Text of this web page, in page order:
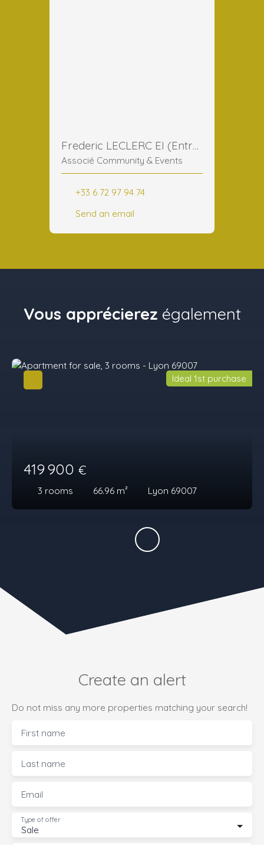
Frederic LECLERC EI (Entreprise Individuelle)
Associé Community & Events
+33 6 72 97 94 74
Send an email
Vous apprécierez également
419 900 €
3 rooms 66.96 m² Lyon 69007
Ideal 1st purchase
Create an alert
Do not miss any more properties matching your search!
First name
Last name
Email
Sale
Type of offer